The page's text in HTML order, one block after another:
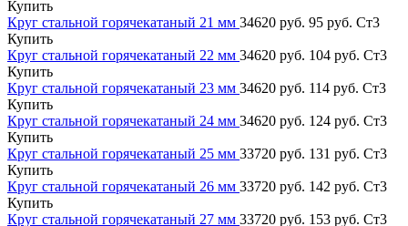
Купить
Круг стальной горячекатаный 21 мм 34620 руб. 95 руб. Ст3
Купить
Круг стальной горячекатаный 22 мм 34620 руб. 104 руб. Ст3
Купить
Круг стальной горячекатаный 23 мм 34620 руб. 114 руб. Ст3
Купить
Круг стальной горячекатаный 24 мм 34620 руб. 124 руб. Ст3
Купить
Круг стальной горячекатаный 25 мм 33720 руб. 131 руб. Ст3
Купить
Круг стальной горячекатаный 26 мм 33720 руб. 142 руб. Ст3
Купить
Круг стальной горячекатаный 27 мм 33720 руб. 153 руб. Ст3